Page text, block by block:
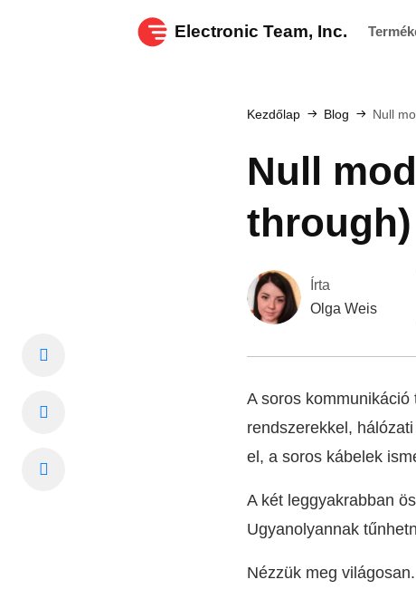
Electronic Team, Inc.
Kezdőlap Blog Null
Null
Írta
Olga Weis
A soros
rendszerekkel,
el, a soros kábelek
A két leggyakrabban
Ugyanolyannak
Nézzük meg világosan.